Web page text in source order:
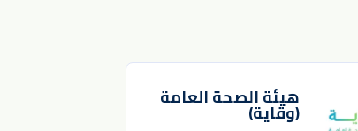
هيئة الصحة العامة
(وقاية)